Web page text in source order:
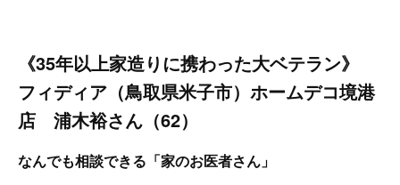
《35年以上家造りに携わった大ベテラン》
フィディア（鳥取県米子市）ホームデコ境港
店 浦木裕さん（62）
なんでも相談できる「家のお医者さん」